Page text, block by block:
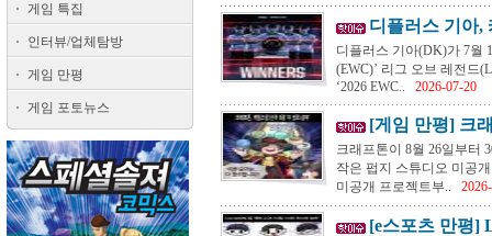
게임 특집
인터뷰/업체탐방
게임 만평
게임 포토뉴스
디플러스 기아,
디플러스 기아(DK)가 7월
(EWC)’ 리그 오브 레전드
‘2026 EWC..
2026-07-20
[게임 만평] 크
크래프톤이 8월 26일부터
작은 펍지 스튜디오 미공개
미공개 프로젝트부..
[e스포츠 만평]